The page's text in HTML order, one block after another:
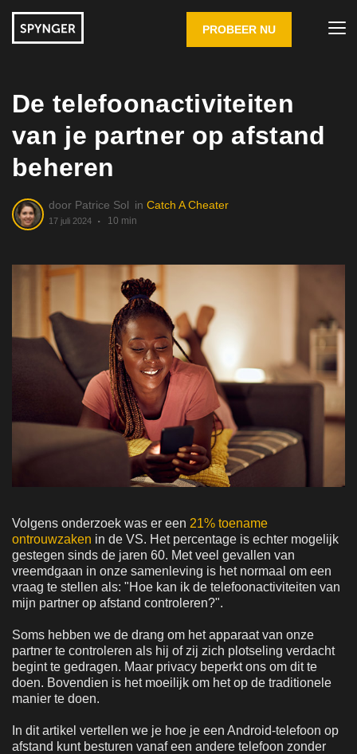
PROBEER NU
De telefoonactiviteiten
van je partner op afstand
beheren
door Patrice Sol in Catch A Cheater
17 juli 2024 10 min
Volgens onderzoek was er een 21% toename
ontrouwzaken in de VS. Het percentage is echter mogelijk
gestegen sinds de jaren 60. Met veel gevallen van
vreemdgaan in onze samenleving is het normaal om een
vraag te stellen als: "Hoe kan ik de telefoonactiviteiten van
mijn partner op afstand controleren?".
Soms hebben we de drang om het apparaat van onze
partner te controleren als hij of zij zich plotseling verdacht
begint te gedragen. Maar privacy beperkt ons om dit te
doen. Bovendien is het moeilijk om het op de traditionele
manier te doen.
In dit artikel vertellen we je hoe je een Android-telefoon op
afstand kunt besturen vanaf een andere telefoon zonder